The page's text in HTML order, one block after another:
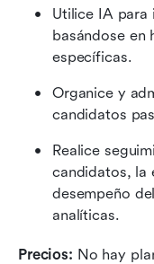
Utilice IA para
basándose en
específicas.
Organice y
candidatos
Realice
candidatos, la
desempeño
analíticas.
Precios: No hay